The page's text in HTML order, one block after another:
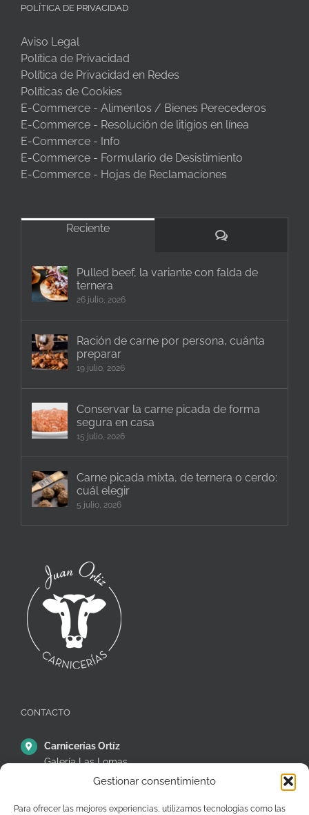
Gestionar consentimiento
Para ofrecer las mejores experiencias, utilizamos tecnologías como las
POLÍTICA DE PRIVACIDAD
Aviso Legal
Política de Privacidad
Política de Privacidad en Redes
Políticas de Cookies
E-Commerce - Alimentos / Bienes Perecederos
E-Commerce - Resolución de litigios en línea
E-Commerce - Info
E-Commerce - Formulario de Desistimiento
E-Commerce - Hojas de Reclamaciones
Reciente
Comentarios
Pulled beef, la variante con falda de
ternera
26 julio, 2026
Ración de carne por persona, cuánta
preparar
19 julio, 2026
Conservar la carne picada de forma
segura en casa
15 julio, 2026
Carne picada mixta, de ternera o cerdo:
cuál elegir
5 julio, 2026
CONTACTO
Carnicerías Ortíz
Galería Las Lomas
Puestos 14,15 y 16
28935 – Madrid – España